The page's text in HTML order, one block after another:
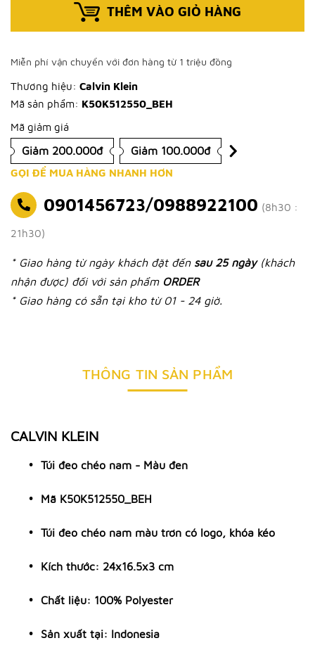
THÊM VÀO GIỎ HÀNG
Miễn phí vận chuyển với đơn hàng từ 1 triệu đồng
Thương hiệu: Calvin Klein
Mã sản phẩm: K50K512550_BEH
Mã giảm giá
Giảm 200.000đ Giảm 100.000đ
GỌI ĐỂ MUA HÀNG NHANH HƠN
0901456723/0988922100 (8h30 :
21h30)
* Giao hàng từ ngày khách đặt đến sau 25 ngày (khách
nhận được) đối với sản phẩm ORDER
* Giao hàng có sẵn tại kho từ 01 - 24 giờ.
THÔNG TIN SẢN PHẨM
CALVIN KLEIN
Túi đeo chéo nam - Màu đen
Mã K50K512550_BEH
Túi đeo chéo nam màu trơn có logo, khóa kéo
Kích thước: 24x16.5x3 cm
Chất liệu: 100% Polyester
Sản xuất tại: Indonesia